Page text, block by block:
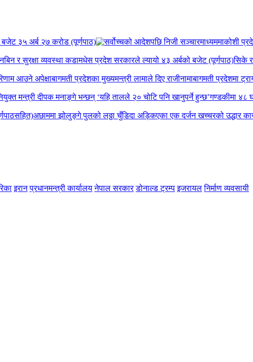
३५ अर्ब २७ करोड (पूर्णपाठ)
कोशी
र सुरक्षा व्यवस्था कडामधेस प्रदेश सरकारले ल्यायो ४३ अर्बको बजेट (पूर्णपाठ)सिके
आउने अपेक्षाबागमती प्रदेशका मुख्यमन्त्री लामाले दिए राजीनामाबागमती प्रदेशमा
मन्त्री दीपक मनाङ्गे भन्छन् ‘यहि तालले २० चोटि पनि खानुपर्ने हुन्छ’गण्डकीमा ४८
अछाममा झोलुङ्गे पुलको लठ्ठा चुँडिदा अड्किएका एक दर्जन खच्चरको उद्धार
इरान प्रधानमन्त्री कार्यालय नेपाल सरकार डोनाल्ड ट्रम्प इजरायल निर्माण व्यवसायी